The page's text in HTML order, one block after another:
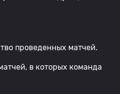
проведенных матчей.
в которых команда